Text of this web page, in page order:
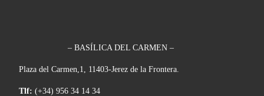
– BASÍLICA DEL CARMEN –
Plaza del Carmen,1, 11403-Jerez de la Frontera.
Tlf: (+34) 956 34 14 34